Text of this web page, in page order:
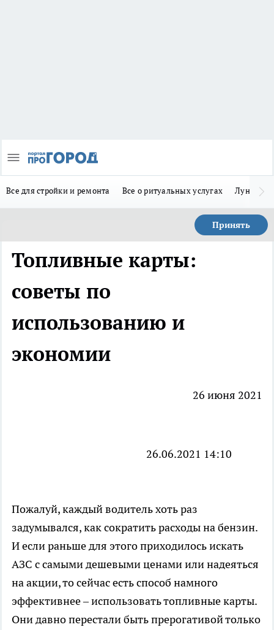
Все для стройки и ремонта Все о ритуальных услугах Лунно-
Принять
Топливные карты:
советы по
использованию и
экономии
26 июня 2021
26.06.2021 14:10
Пожалуй, каждый водитель хоть раз
задумывался, как сократить расходы на бензин.
И если раньше для этого приходилось искать
АЗС с самыми дешевыми ценами или надеяться
на акции, то сейчас есть способ намного
эффективнее – использовать топливные карты.
Они давно перестали быть прерогативой только